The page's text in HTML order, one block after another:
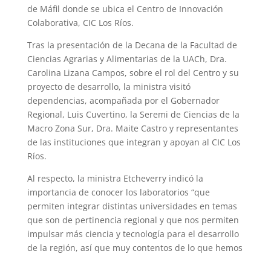
de Máfil donde se ubica el Centro de Innovación
Colaborativa, CIC Los Ríos.
Tras la presentación de la Decana de la Facultad de
Ciencias Agrarias y Alimentarias de la UACh, Dra.
Carolina Lizana Campos, sobre el rol del Centro y su
proyecto de desarrollo, la ministra visitó
dependencias, acompañada por el Gobernador
Regional, Luis Cuvertino, la Seremi de Ciencias de la
Macro Zona Sur, Dra. Maite Castro y representantes
de las instituciones que integran y apoyan al CIC Los
Ríos.
Al respecto, la ministra Etcheverry indicó la
importancia de conocer los laboratorios “que
permiten integrar distintas universidades en temas
que son de pertinencia regional y que nos permiten
impulsar más ciencia y tecnología para el desarrollo
de la región, así que muy contentos de lo que hemos